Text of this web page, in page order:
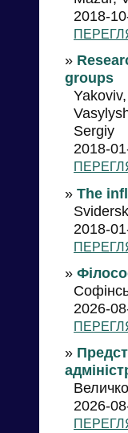
2018-
»
groups
Sergiy
2018-
» The
2018-
»
2026-
»
2026-